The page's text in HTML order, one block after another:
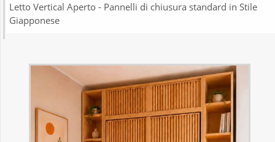
Letto Vertical Aperto - Pannelli di chiusura standard in Stile
Giapponese